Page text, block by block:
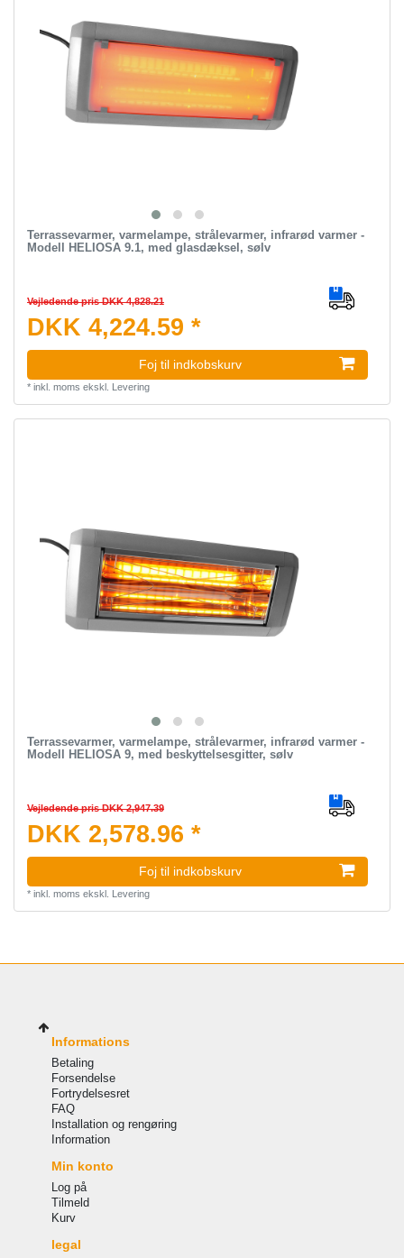
Terrassevarmer, varmelampe, strålevarmer, infrarød varmer -
Modell HELIOSA 9.1, med glasdæksel, sølv
Vejledende pris DKK 4,828.21
DKK 4,224.59 *
Foj til indkobskurv
* inkl. moms ekskl. Levering
Terrassevarmer, varmelampe, strålevarmer, infrarød varmer -
Modell HELIOSA 9, med beskyttelsesgitter, sølv
Vejledende pris DKK 2,947.39
DKK 2,578.96 *
Foj til indkobskurv
* inkl. moms ekskl. Levering
Informations
Betaling
Forsendelse
Fortrydelsesret
FAQ
Installation og rengøring
Information
Min konto
Log på
Tilmeld
Kurv
legal